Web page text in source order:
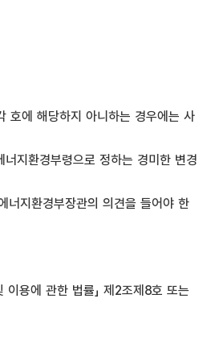
호에 해당하지 아니하는 경우에는 사
지환경부령으로 정하는 경미한 변경
지환경부장관의 의견을 들어야 한
용에 관한 법률」 제2조제8호 또는